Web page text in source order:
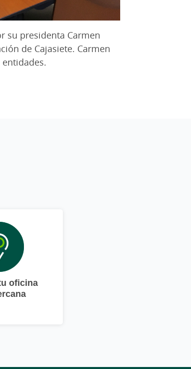
su presidenta Carmen
de Cajasiete. Carmen
oficina